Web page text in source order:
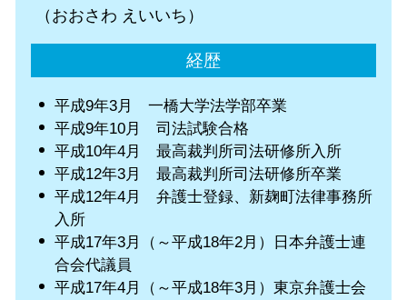
（おおさわ えいいち）
経歴
平成9年3月 一橋大学法学部卒業
平成9年10月 司法試験合格
平成10年4月 最高裁判所司法研修所入所
平成12年3月 最高裁判所司法研修所卒業
平成12年4月 弁護士登録、新麹町法律事務所
入所
平成17年3月（～平成18年2月）日本弁護士連
合会代議員
平成17年4月（～平成18年3月）東京弁護士会